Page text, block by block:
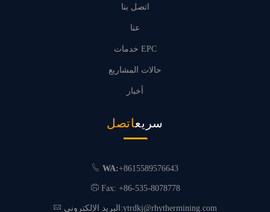
اتصل بنا
عنا
خدمات EPC
حالات المشاريع
أخبار
سريعاتصل
WA:+8615589576643
Fax: +86-535-8078778
البريد الإلكتروني:ytrdkj@rhythermining.com